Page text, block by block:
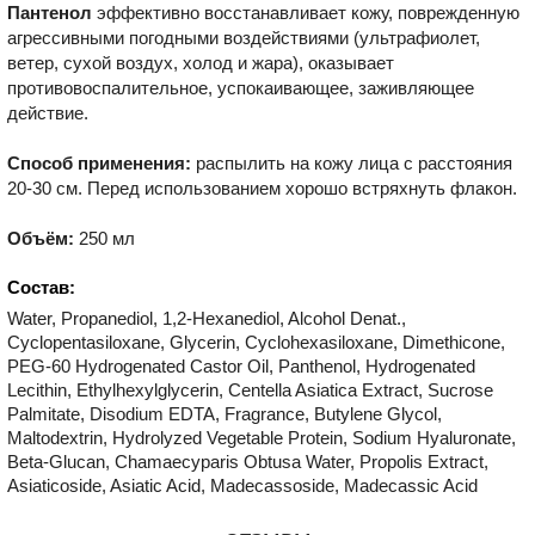
Пантенол эффективно восстанавливает кожу, поврежденную
агрессивными погодными воздействиями (ультрафиолет,
ветер, сухой воздух, холод и жара), оказывает
противовоспалительное, успокаивающее, заживляющее
действие.
Способ применения: распылить на кожу лица с расстояния
20-30 см. Перед использованием хорошо встряхнуть флакон.
Объём: 250 мл
Состав:
Water, Propanediol, 1,2-Hexanediol, Alcohol Denat.,
Cyclopentasiloxane, Glycerin, Cyclohexasiloxane, Dimethicone,
PEG-60 Hydrogenated Castor Oil, Panthenol, Hydrogenated
Lecithin, Ethylhexylglycerin, Centella Asiatica Extract, Sucrose
Palmitate, Disodium EDTA, Fragrance, Butylene Glycol,
Maltodextrin, Hydrolyzed Vegetable Protein, Sodium Hyaluronate,
Beta-Glucan, Chamaecyparis Obtusa Water, Propolis Extract,
Asiaticoside, Asiatic Acid, Madecassoside, Madecassic Acid